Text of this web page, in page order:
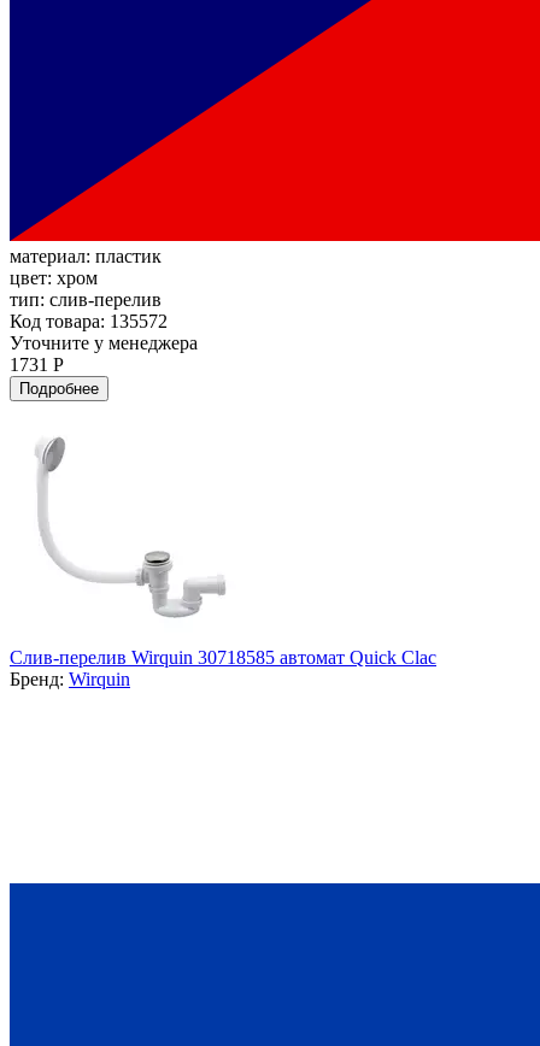
материал: пластик
цвет: хром
тип: слив-перелив
Код товара: 135572
Уточните у менеджера
1731 Р
Подробнее
Cлив-перелив Wirquin 30718585 автомат Quick Clac
Бренд: Wirquin